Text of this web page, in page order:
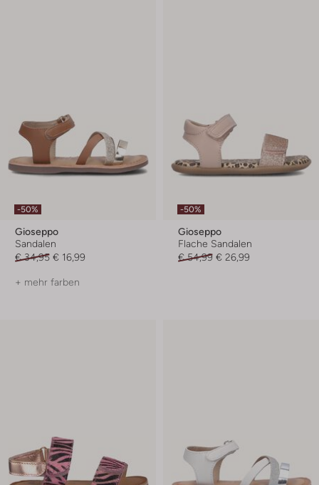
-50%
Gioseppo
Sandalen
€ 34,95 € 16,99
+ mehr farben
-50%
Gioseppo
Flache Sandalen
€ 54,99 € 26,99